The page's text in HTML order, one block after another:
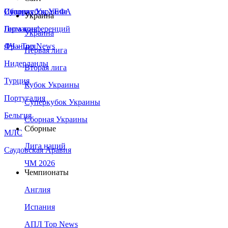
Сборная Украины
Италия
Германия
Франция
Нидерланды
Турция
Португалия
Бельгия
МЛС
Саудовская Аравия
Суперкубок УЕФА
Лига конференций
ЛЧ - Top News
Украина
Украина
Первая лига
Вторая лига
Кубок Украины
Суперкубок Украины
Сборная Украины
Сборные
Лига наций
ЧМ 2026
Чемпионаты
Англия
Испания
АПЛ Top News